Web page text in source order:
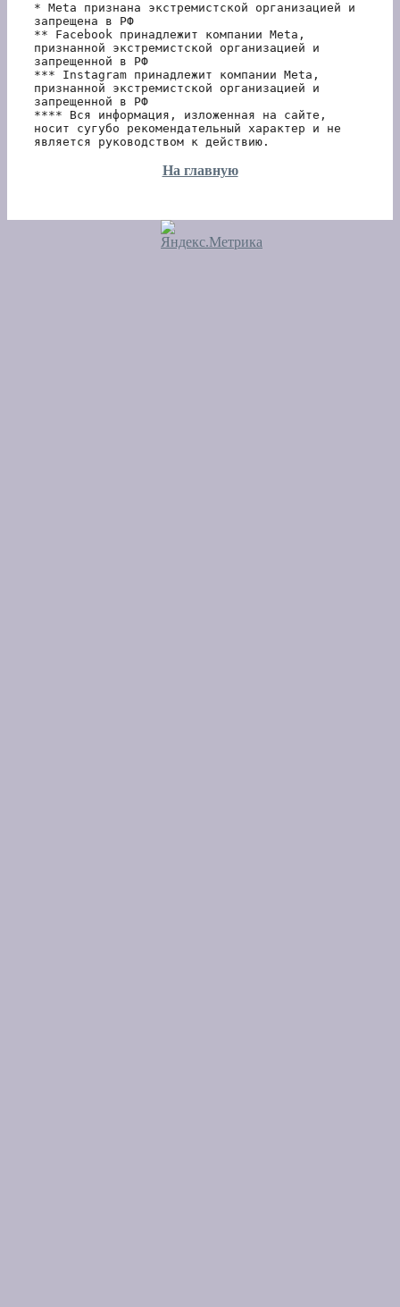
* Meta признана экстремистской организацией и
запрещена в РФ
** Facebook принадлежит компании Meta,
признанной экстремистской организацией и
запрещенной в РФ
*** Instagram принадлежит компании Meta,
признанной экстремистской организацией и
запрещенной в РФ
**** Вся информация, изложенная на сайте,
носит сугубо рекомендательный характер и не
является руководством к действию.
На главную